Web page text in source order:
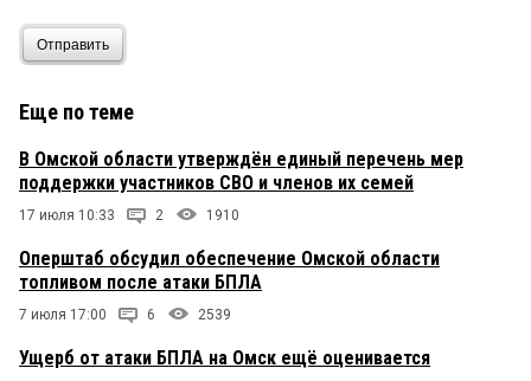
Отправить
Еще по теме
В Омской области утверждён единый перечень мер
поддержки участников СВО и членов их семей
17 июля 10:33 2 1910
Оперштаб обсудил обеспечение Омской области
топливом после атаки БПЛА
7 июля 17:00 6 2539
Ущерб от атаки БПЛА на Омск ещё оценивается